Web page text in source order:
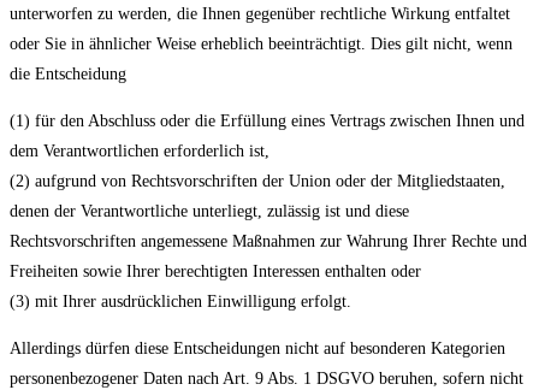
unterworfen zu werden, die Ihnen gegenüber rechtliche Wirkung entfaltet
oder Sie in ähnlicher Weise erheblich beeinträchtigt. Dies gilt nicht, wenn
die Entscheidung
(1) für den Abschluss oder die Erfüllung eines Vertrags zwischen Ihnen und
dem Verantwortlichen erforderlich ist,
(2) aufgrund von Rechtsvorschriften der Union oder der Mitgliedstaaten,
denen der Verantwortliche unterliegt, zulässig ist und diese
Rechtsvorschriften angemessene Maßnahmen zur Wahrung Ihrer Rechte und
Freiheiten sowie Ihrer berechtigten Interessen enthalten oder
(3) mit Ihrer ausdrücklichen Einwilligung erfolgt.
Allerdings dürfen diese Entscheidungen nicht auf besonderen Kategorien
personenbezogener Daten nach Art. 9 Abs. 1 DSGVO beruhen, sofern nicht